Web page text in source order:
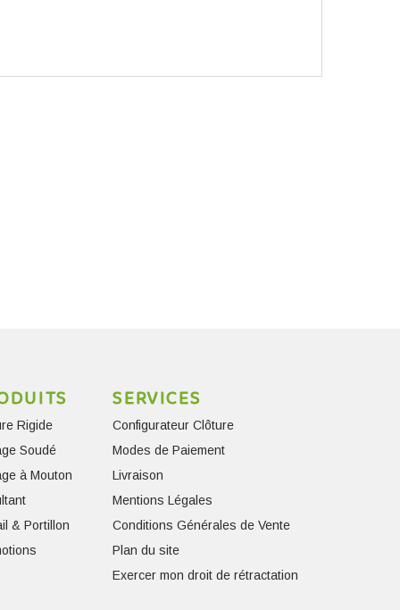
Rigide
Soudé
à Mouton
& Portillon
SERVICES
Configurateur Clôture
Modes de Paiement
Livraison
Mentions Légales
Conditions Générales de Vente
Plan du site
Exercer mon droit de rétractation